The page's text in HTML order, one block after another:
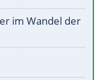
im Wandel der